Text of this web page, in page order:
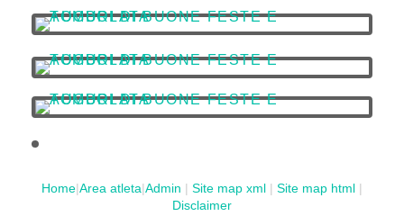
Home|Area atleta|Admin | Site map xml | Site map html |
Disclaimer